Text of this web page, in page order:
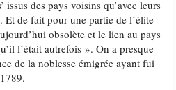
issus des pays voisins qu’avec leurs
Et de fait pour une partie de l’élite
obsolète et le lien au pays
l’était autrefois ». On a presque
de la noblesse émigrée ayant fui